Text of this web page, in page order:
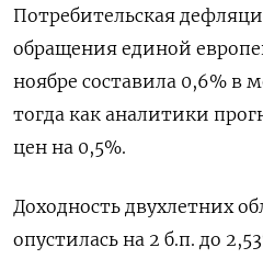
Потребительская
обращения единой
ноябре составила 0,6% в
тогда как аналитики
цен на 0,5%.
Доходность двухлетних
опустилась на 2 б.п. до